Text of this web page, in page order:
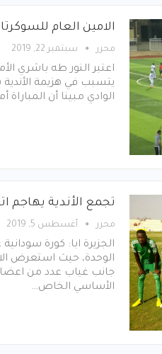
الامين العام
محرر سبتمبر 22, 2019
اعتبر النور طه باشري
يتسبب في هزيمة
الوادي مبينا أن المباراة
تجمع الأندية يهاجم
محرر أغسطس 5, 2019
الجزيرة ابا: كورة
الوحدة، حيث استعرض
جانب غياب عدد من اعضاء
الأساسي الخاص…